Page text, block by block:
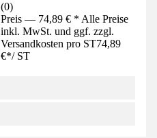
(0)
Preis — 74,89 € * Alle Preise
inkl. MwSt. und ggf. zzgl.
Versandkosten pro ST74,89
€*/ ST